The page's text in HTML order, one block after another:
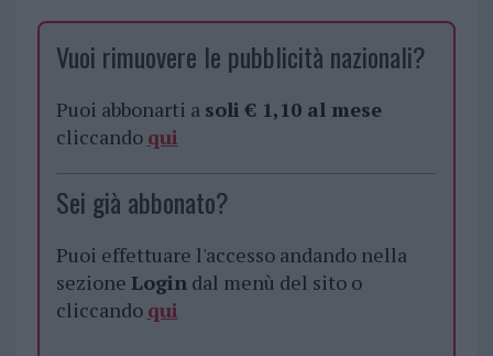
Vuoi rimuovere le pubblicità nazionali?
Puoi abbonarti a soli € 1,10 al mese
cliccando qui
Sei già abbonato?
Puoi effettuare l'accesso andando nella
sezione Logindal menù del sito o
cliccando qui